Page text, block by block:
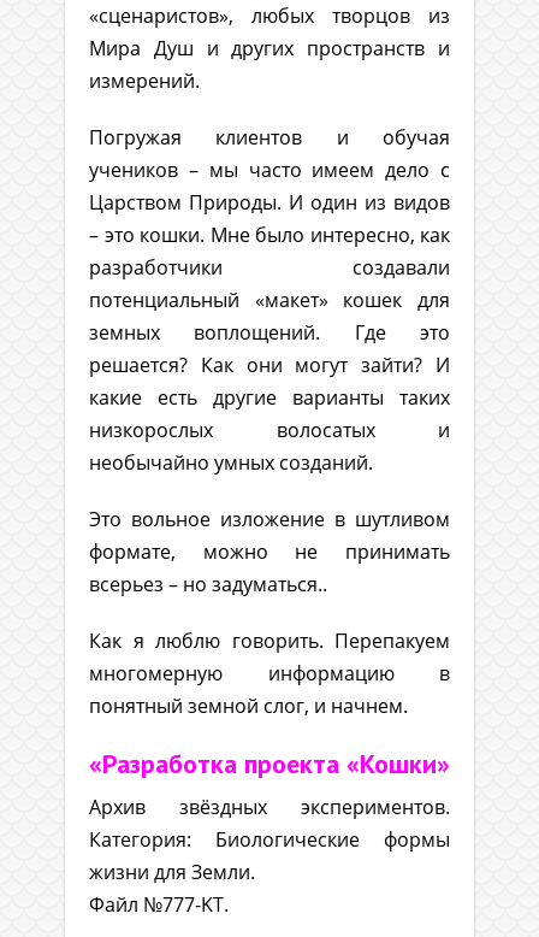
«сценаристов», любых творцов из
Мира Душ и других пространств и
измерений.
Погружая клиентов и обучая
учеников – мы часто имеем дело с
Царством Природы. И один из видов
– это кошки. Мне было интересно, как
разработчики создавали
потенциальный «макет» кошек для
земных воплощений. Где это
решается? Как они могут зайти? И
какие есть другие варианты таких
низкорослых волосатых и
необычайно умных созданий.
Это вольное изложение в шутливом
формате, можно не принимать
всерьез – но задуматься..
Как я люблю говорить. Перепакуем
многомерную информацию в
понятный земной слог, и начнем.
«Разработка проекта «Кошки»
Архив звёздных экспериментов.
Категория: Биологические формы
жизни для Земли.
Файл №777-KT.